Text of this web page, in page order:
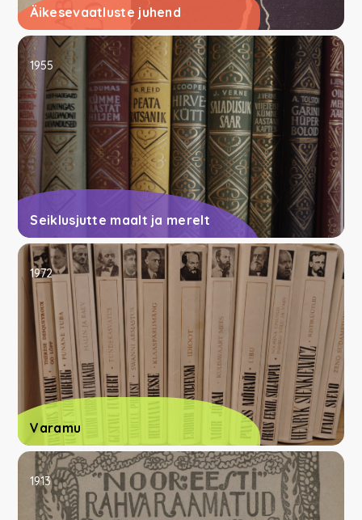
Äikesevaatluste juhend
Seiklusjutte maalt ja merelt
1955
Varamu
1972
1913